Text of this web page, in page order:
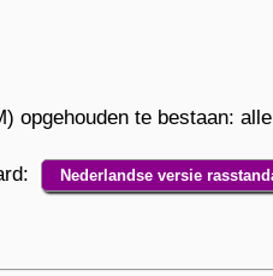
opgehouden te bestaan:
Nederlandse versie